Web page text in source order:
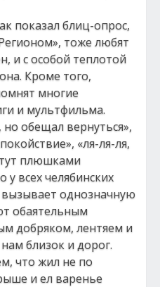
показал блиц-опрос,
тоже любят
и с особой теплотой
Кроме того,
многие
и мультфильма.
но обещал вернуться»,
«ля-ля-ля,
плюшками
у всех челябинских
однозначную
обаятельным
добряком, лентяем и
близок и дорог.
что жил не по
и ел варенье